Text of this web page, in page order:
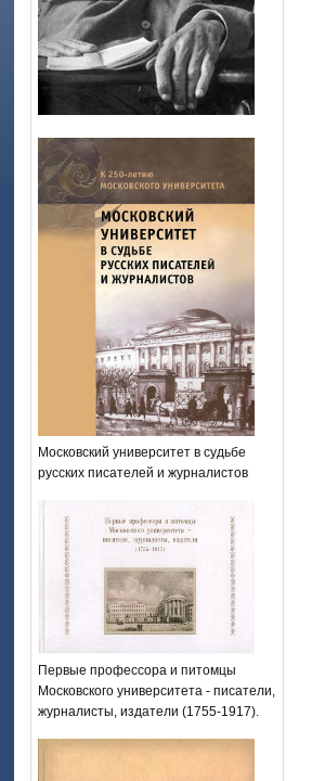
Московский университет в судьбе
русских писателей и журналистов
Первые профессора и питомцы
Московского университета - писатели,
журналисты, издатели (1755-1917).